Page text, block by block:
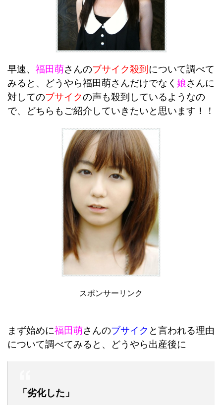
早速、 福田萌さんのブサイク殺到 について調べて
みると、
どうやら福田萌さんだけでなく 娘さんに
対してのブサイクの声も殺到しているようなの
で、どちらもご紹介していきたいと思います！！
スポンサーリンク
まず始めに福田萌さんのブサイク と言われる理由
について調べてみると、どうやら出産後に
「劣化した」